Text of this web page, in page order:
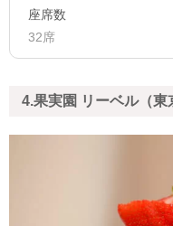
座席数
32席
4.果実園 リーベル（東